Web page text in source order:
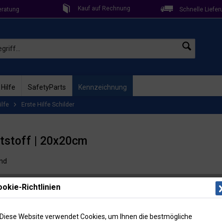
Kauf auf Rechnung Schnelle
SafetyParts Kennzeichnung
Erste Hilfe Schilder
| 20x20cm
Lieferzeit:
Artikel-
Menge
Richtlinien
Diese Website verwendet Cookies, um Ihnen die bestmögliche